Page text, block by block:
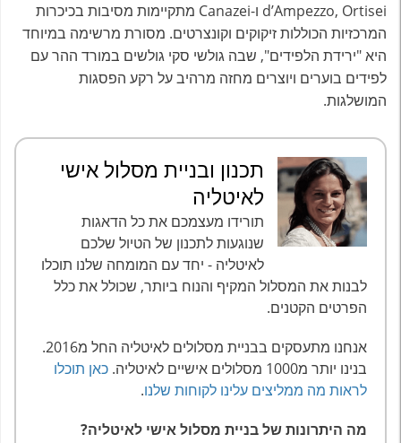
d’Ampezzo, Ortisei ו-Canazei מתקיימות מסיבות בכיכרות
המרכזיות הכוללות זיקוקים וקונצרטים. מסורת מרשימה במיוחד
היא "ירידת הלפידים", שבה גולשי סקי גולשים במורד ההר עם
לפידים בוערים ויוצרים מחזה מרהיב על רקע הפסגות
המושלגות.
תכנון ובניית מסלול אישי
לאיטליה
תורידו מעצמכם את כל הדאגות
שנוגעות לתכנון של הטיול שלכם
לאיטליה - יחד עם המומחה שלנו תוכלו
לבנות את המסלול המקיף והנוח ביותר, שכולל את כלל
הפרטים הקטנים.
אנחנו מתעסקים בבניית מסלולים לאיטליה החל מ2016.
בנינו יותר מ1000 מסלולים אישיים לאיטליה.
כאן תוכלו
לראות מה ממליצים עלינו לקוחות שלנו.
מה היתרונות של בניית מסלול אישי לאיטליה?